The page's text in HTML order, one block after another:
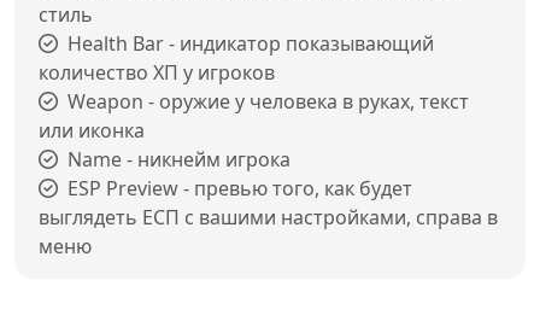
стиль
Health Bar - индикатор показывающий
количество ХП у игроков
Weapon - оружие у человека в руках, текст
или иконка
Name - никнейм игрока
ESP Preview - превью того, как будет
выглядеть ЕСП с вашими настройками, справа в
меню